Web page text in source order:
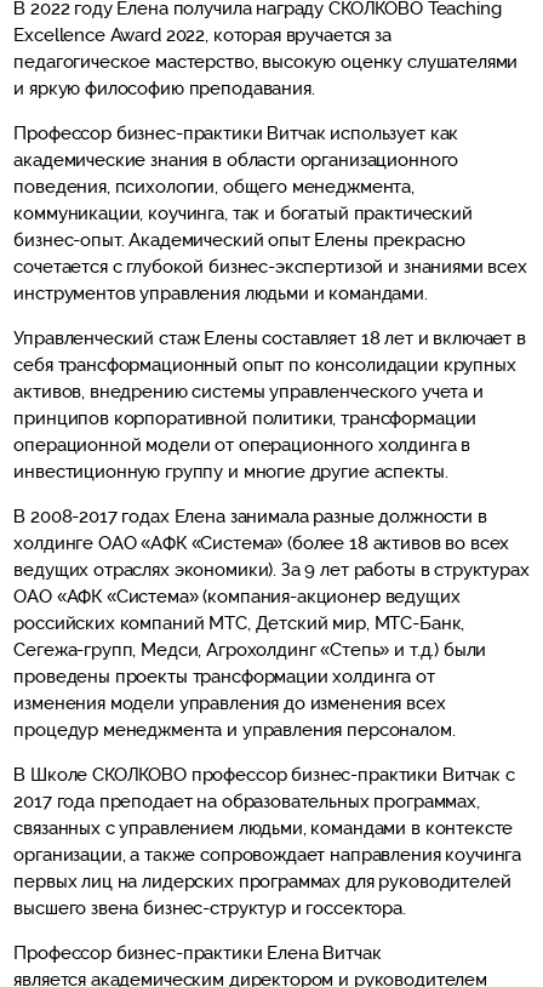
В 2022 году Елена получила награду СКОЛКОВО Teaching
Excellence Award 2022, которая вручается за
педагогическое мастерство, высокую оценку слушателями
и яркую философию преподавания.
Профессор бизнес-практики Витчак использует как
академические знания в области организационного
поведения, психологии, общего менеджмента,
коммуникации, коучинга, так и богатый практический
бизнес-опыт. Академический опыт Елены прекрасно
сочетается с глубокой бизнес-экспертизой и знаниями всех
инструментов управления людьми и командами.
Управленческий стаж Елены составляет 18 лет и включает в
себя трансформационный опыт по консолидации крупных
активов, внедрению системы управленческого учета и
принципов корпоративной политики, трансформации
операционной модели от операционного холдинга в
инвестиционную группу и многие другие аспекты.
В 2008-2017 годах Елена занимала разные должности в
холдинге ОАО «АФК «Система» (более 18 активов во всех
ведущих отраслях экономики). За 9 лет работы в структурах
ОАО «АФК «Система» (компания-акционер ведущих
российских компаний МТС, Детский мир, МТС-Банк,
Сегежа-групп, Медси, Агрохолдинг «Степь» и т.д.) были
проведены проекты трансформации холдинга от
изменения модели управления до изменения всех
процедур менеджмента и управления персоналом.
В Школе СКОЛКОВО профессор бизнес-практики Витчак с
2017 года преподает на образовательных программах,
связанных с управлением людьми, командами в контексте
организации, а также сопровождает направления коучинга
первых лиц на лидерских программах для руководителей
высшего звена бизнес-структур и госсектора.
Профессор бизнес-практики Елена Витчак
является академическим директором и руководителем